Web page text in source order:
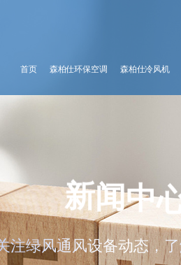
首页 森柏仕环保空调 森柏仕冷风机
新闻中
注绿风通风设备动态，